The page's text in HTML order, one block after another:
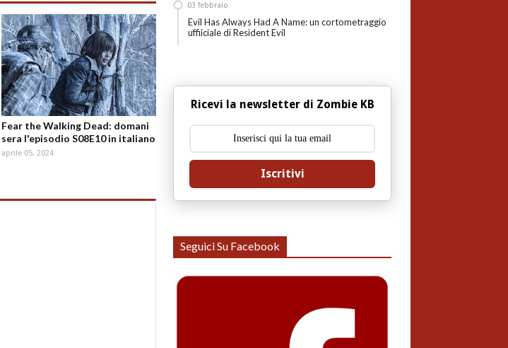
Fear the Walking Dead: domani
sera l'episodio S08E10 in italiano
aprile 05, 2024
Evil Has Always Had A Name: un cortometraggio
uffiiciale di Resident Evil
03 febbraio
Ricevi la newsletter di Zombie KB
Iscritivi
Seguici Su Facebook